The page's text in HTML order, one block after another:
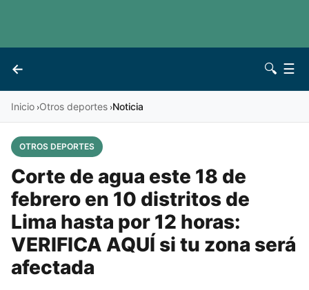
←
Vives 🔍 ☰
Inicio ›Otros deportes ›Noticia
OTROS DEPORTES
Corte de agua este 18 de
febrero en 10 distritos de
Lima hasta por 12 horas:
VERIFICA AQUÍ si tu zona será
afectada